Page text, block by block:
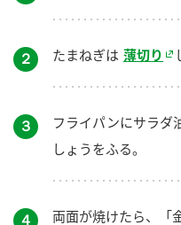
２ たまねぎは 薄切り
３ フライパンにサラダ
しょうをふる。
４ 両面が焼けたら、「